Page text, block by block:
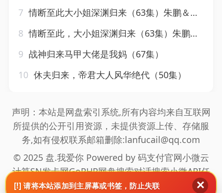
7 情断至此大小姐深渊归来（63集）朱鹏＆唐齐遥
8 情断至此，大小姐深渊归来（63集）朱鹏&唐齐遥
9 战神归来马甲大佬是我妈（67集）
10 休夫归来，帝君大人风华绝代（50集）
声明：本站是网盘索引系统,所有内容均来自互联网
所提供的公开引用资源，未提供资源上传、存储服
务,如有侵权联系邮箱删除:lanfucail@qq.com
© 2025 盘.我爱你 Powered by 码支付官网小微云
计算SN发卡网GoPHP网盘搜索对话搜索小微API任
推邦拉新海通盟拉新真爱旅舍 网站地图
[!] 请将本站添加到主屏幕或书签，防止失联 ✕